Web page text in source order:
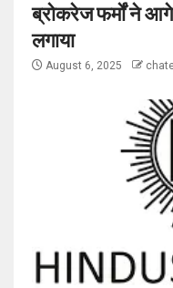
ब्रोकरेज फर्मों ने
लगाया
August 6, 2025